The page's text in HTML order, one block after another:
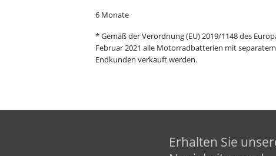
6 Monate
* Gemäß der Verordnung (EU) 2019/1148 des
Februar 2021 alle Motorradbatterien mit
Endkunden verkauft werden.
Erhalten Sie